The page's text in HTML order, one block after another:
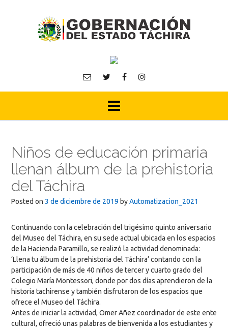
Niños de educación primaria
llenan álbum de la prehistoria
del Táchira
Posted on 3 de diciembre de 2019 byAutomatizacion_2021
Continuando con la celebración del trigésimo quinto aniversario
del Museo del Táchira, en su sede actual ubicada en los espacios
de la Hacienda Paramillo, se realizó la actividad denominada:
‘Llena tu álbum de la prehistoria del Táchira’ contando con la
participación de más de 40 niños de tercer y cuarto grado del
Colegio María Montessori, donde por dos días aprendieron de la
historia tachirense y también disfrutaron de los espacios que
ofrece el Museo del Táchira.
Antes de iniciar la actividad, Omer Añez coordinador de este ente
cultural, ofreció unas palabras de bienvenida a los estudiantes y